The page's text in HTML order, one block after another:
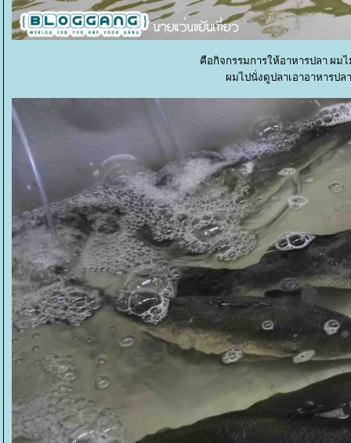
คือกิจกรรมการให้อาหารปลา ผม
ผมไปนั่งดูปลาเอาอาหารปล